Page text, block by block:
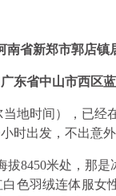
南省新郑市郭店镇
东省中山市西区
当地时间），已
时出发，不出意
拔8450米处，那
色羽绒连体服